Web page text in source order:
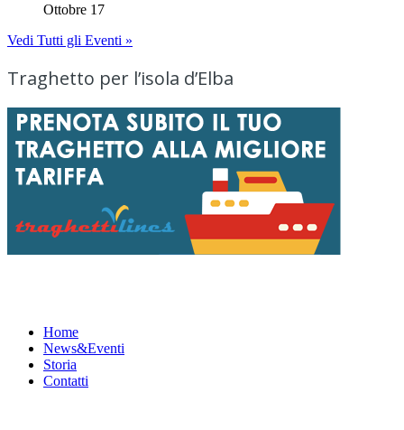
Ottobre 17
Vedi Tutti gli Eventi »
Traghetto per l’isola d’Elba
Home
News&Eventi
Storia
Contatti